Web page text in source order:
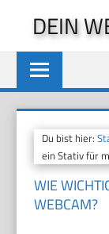
springen
DEIN
Du bist hier:
ein Stativ für
WIE
WEBCAM?